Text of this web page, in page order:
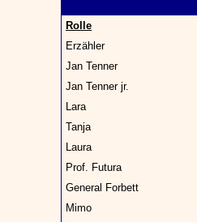
Rolle
Erzähler
Jan Tenner
Jan Tenner jr.
Lara
Tanja
Laura
Prof. Futura
General Forbett
Mimo